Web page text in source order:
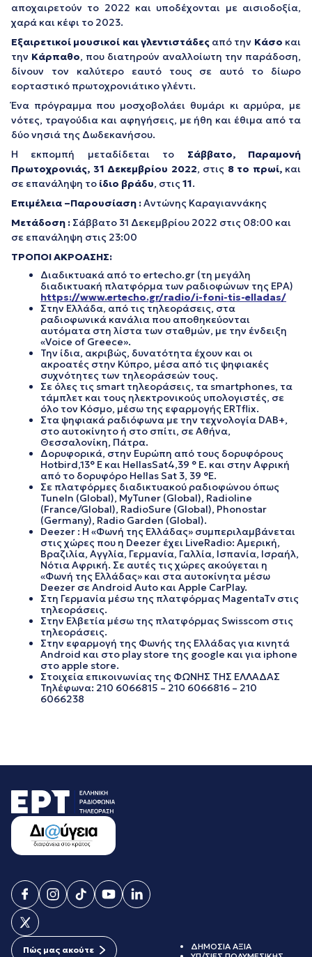
αποχαιρετούν το 2022 και υποδέχονται με αισιοδοξία,
χαρά και κέφι το 2023.
Εξαιρετικοί μουσικοί και γλεντιστάδεςαπό την Κάσο και
την Κάρπαθο, που διατηρούν αναλλοίωτη την παράδοση,
δίνουν τον καλύτερο εαυτό τους σε αυτό το δίωρο
εορταστικό πρωτοχρονιάτικο γλέντι.
Ένα πρόγραμμα που μοσχοβολάει θυμάρι κι αρμύρα, με
νότες, τραγούδια και αφηγήσεις, με ήθη και έθιμα από τα
δύο νησιά της Δωδεκανήσου.
Η εκπομπή μεταδίδεται το Σάββατο, Παραμονή
Πρωτοχρονιάς, 31 Δεκεμβρίου 2022, στις 8 το πρωί, και
σε επανάληψη το ίδιο βράδυ, στις11.
Επιμέλεια –Παρουσίαση :Αντώνης Καραγιαννάκης
Μετάδοση : Σάββατο 31 Δεκεμβρίου 2022 στις 08:00 και
σε επανάληψη στις 23:00
ΤΡΟΠΟΙ ΑΚΡΟΑΣΗΣ:
Διαδικτυακά από το ertecho.gr (τη μεγάλη
διαδικτυακή πλατφόρμα των ραδιοφώνων της ΕΡΑ)
https://www.ertecho.gr/radio/i-foni-tis-elladas/
Στην Ελλάδα, από τις τηλεοράσεις, στα
ραδιοφωνικά κανάλια που αποθηκεύονται
αυτόματα στη λίστα των σταθμών, με την ένδειξη
«Voice of Greece».
Την ίδια, ακριβώς, δυνατότητα έχουν και οι
ακροατές στην Κύπρο, μέσα από τις ψηφιακές
συχνότητες των τηλεοράσεών τους.
Σε όλες τις smart τηλεοράσεις, τα smartphones, τα
τάμπλετ και τους ηλεκτρονικούς υπολογιστές, σε
όλο τον Κόσμο, μέσω της εφαρμογής ERTflix.
Στα ψηφιακά ραδιόφωνα με την τεχνολογία DAB+,
στο αυτοκίνητο ή στο σπίτι, σε Αθήνα,
Θεσσαλονίκη, Πάτρα.
Δορυφορικά, στην Ευρώπη από τους δορυφόρους
Hotbird,13° E και HellasSat4,39 ° E. και στην Αφρική
από το δορυφόρο Hellas Sat 3, 39 °E.
Σε πλατφόρμες διαδικτυακού ραδιοφώνου όπως
TuneIn (Global), MyTuner (Global), Radioline
(France/Global), RadioSure (Global), Phonostar
(Germany), Radio Garden (Global).
Deezer : Η «Φωνή της Ελλάδας» συμπεριλαμβάνεται
στις χώρες που η Deezer έχει LiveRadio: Αμερική,
Βραζιλία, Αγγλία, Γερμανία, Γαλλία, Ισπανία, Ισραήλ,
Νότια Αφρική. Σε αυτές τις χώρες ακούγεται η
«Φωνή της Ελλάδας» και στα αυτοκίνητα μέσω
Deezer σε Android Auto και Apple CarPlay.
Στη Γερμανία μέσω της πλατφόρμας MagentaTv στις
τηλεοράσεις.
Στην Ελβετία μέσω της πλατφόρμας Swisscom στις
τηλεοράσεις.
Στην εφαρμογή της Φωνής της Ελλάδας για κινητά
Android και στο play store της google και για iphone
στο apple store.
Στοιχεία επικοινωνίας της ΦΩΝΗΣ ΤΗΣ ΕΛΛΑΔΑΣ
Τηλέφωνα: 210 6066815 – 210 6066816 – 210
6066238
Πώς μας ακούτε
ΔΗΜΟΣΙΑ ΑΞΙΑ